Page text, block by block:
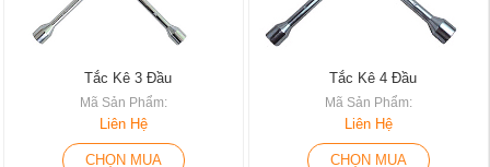
Tắc Kê 3 Đầu
Mã Sản Phẩm:
Liên Hệ
CHỌN MUA
Tắc Kê 4 Đầu
Mã Sản Phẩm:
Liên Hệ
CHỌN MUA